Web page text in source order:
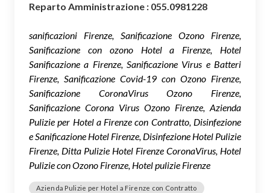
Reparto Amministrazione : 055.0981228
sanificazioni Firenze, Sanificazione Ozono Firenze,
Sanificazione con ozono Hotel a Firenze, Hotel
Sanificazione a Firenze, Sanificazione Virus e Batteri
Firenze, Sanificazione Covid-19 con Ozono Firenze,
Sanificazione CoronaVirus Ozono Firenze,
Sanificazione Corona Virus Ozono Firenze, Azienda
Pulizie per Hotel a Firenze con Contratto, Disinfezione
e Sanificazione Hotel Firenze, Disinfezione Hotel Pulizie
Firenze, Ditta Pulizie Hotel Firenze CoronaVirus, Hotel
Pulizie con Ozono Firenze, Hotel pulizie Firenze
Azienda Pulizie per Hotel a Firenze con Contratto